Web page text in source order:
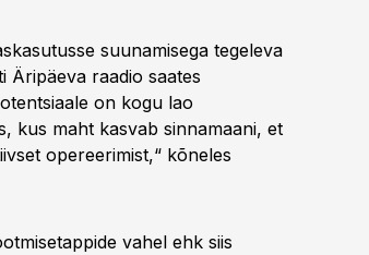
suunamisega tegeleva
Äripäeva raadio saates
on kogu lao
kus maht kasvab sinnamaani, et
opereerimist,“ kõneles
vahel ehk siis